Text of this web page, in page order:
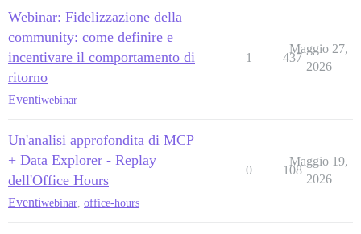
Webinar: Fidelizzazione della
community: come definire e
incentivare il comportamento di
ritorno
Eventiwebinar
1 437
Maggio 27,
2026
Un'analisi approfondita di MCP
+ Data Explorer - Replay
dell'Office Hours
Eventiwebinar office-hours
0 108
Maggio 19,
2026